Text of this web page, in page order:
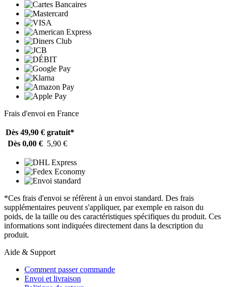
Frais d'envoi en France
Dès 49,90 € gratuit*
Dès 0,00 € 5,90 €
*Ces frais d'envoi se réfèrent à un envoi standard. Des frais
supplémentaires peuvent s'appliquer, par exemple en raison du
poids, de la taille ou des caractéristiques spécifiques du produit. Ces
informations sont indiquées directement dans la description du
produit.
Aide & Support
Comment passer commande
Envoi et livraison